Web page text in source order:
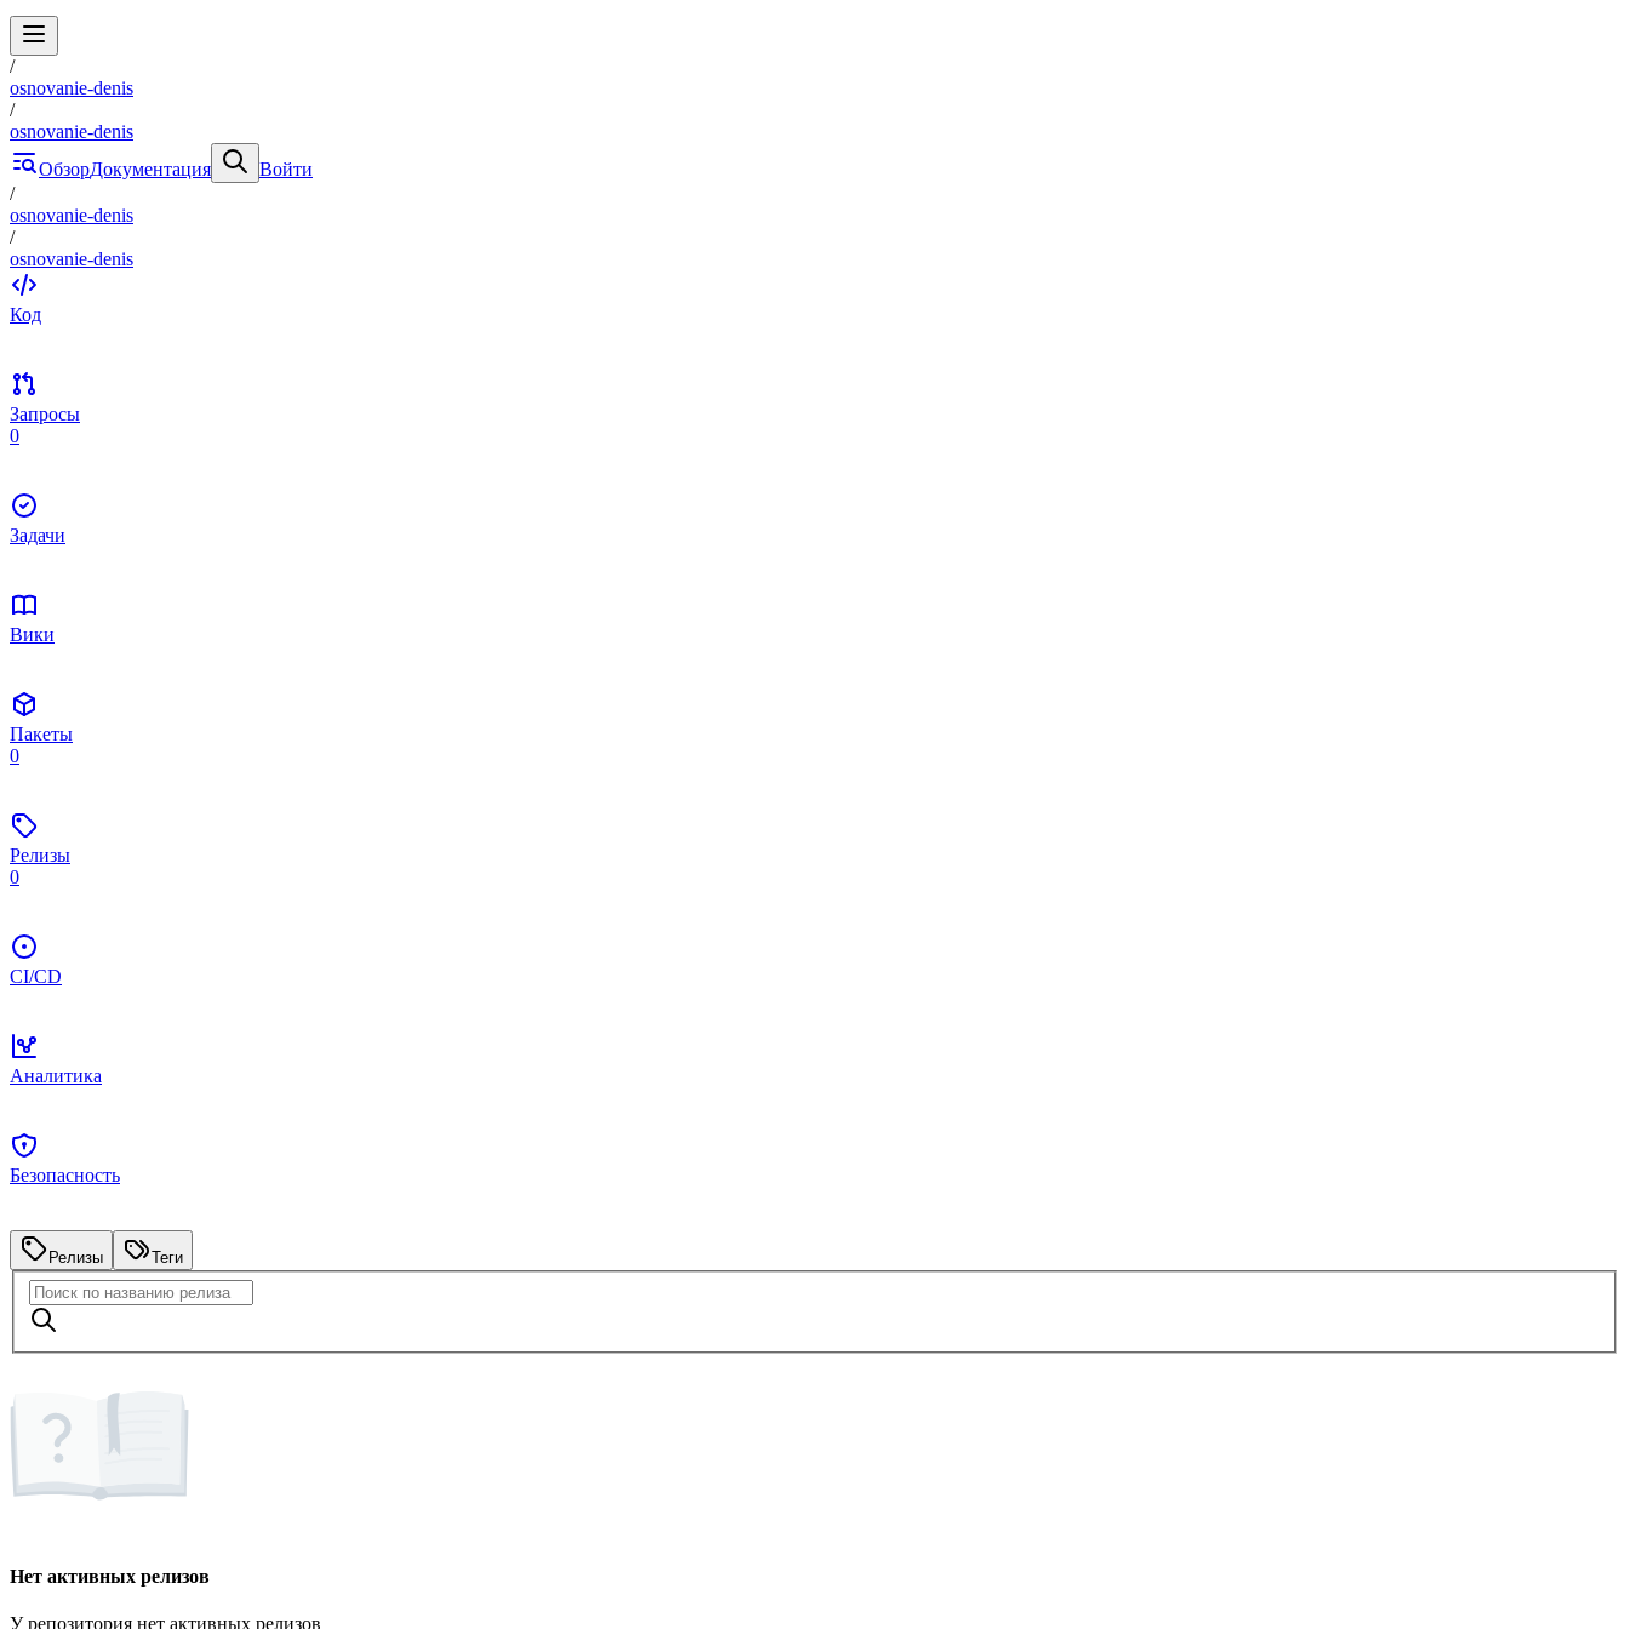
/
osnovanie-denis
/
osnovanie-denis
ОбзорДокументация
Войти
/
osnovanie-denis
/
osnovanie-denis
Код
Запросы
0
Задачи
Вики
Пакеты
0
Релизы
0
CI/CD
Аналитика
Безопасность
Релизы Теги
Нет активных релизов
У репозитория нет активных релизов